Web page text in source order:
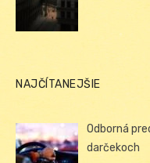
NAJČÍTANEJŠIE
Odborná
darčekoch